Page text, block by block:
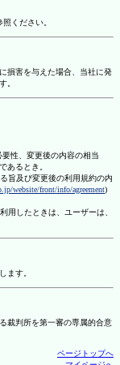
照ください。
損害を与えた場合、当社に発
。
性、変更後の内容の相当
あるとき。
旨及び変更後の利用規約の内
website/front/info/agreement)
用したときは、ユーザーは、
ます。
裁判所を第一審の専属的合意
ページトップへ